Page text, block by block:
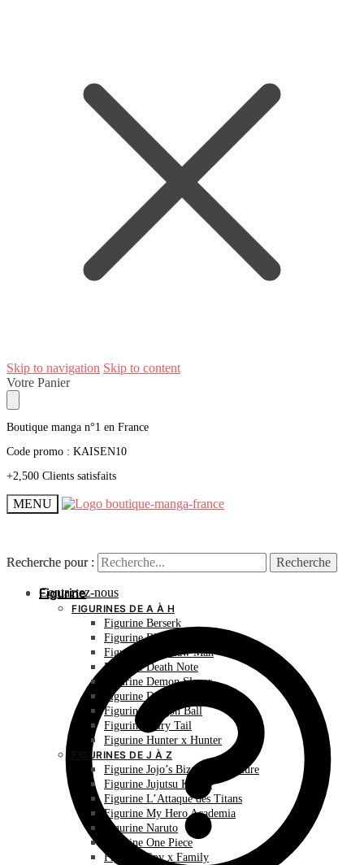
Skip to navigation Skip to content
Votre Panier
Boutique manga n°1 en France
Code promo : KAISEN10
+2,500 Clients satisfaits
MENU
Recherche pour : Recherche
Contactez-nous
Recherche pour : Recherche
Figurine
FIGURINES DE A À H
Figurine Berserk
Figurine Bleach
Figurine Chainsaw Man
Figurine Death Note
Figurine Demon Slayer
Figurine Dr Stone
Figurine Dragon Ball
Figurine Fairy Tail
Figurine Hunter x Hunter
FIGURINES DE J À Z
Figurine Jojo’s Bizarre Adventure
Figurine Jujutsu Kaisen
Figurine L’Attaque des Titans
Figurine My Hero Academia
Figurine Naruto
Figurine One Piece
Figurine Spy x Family